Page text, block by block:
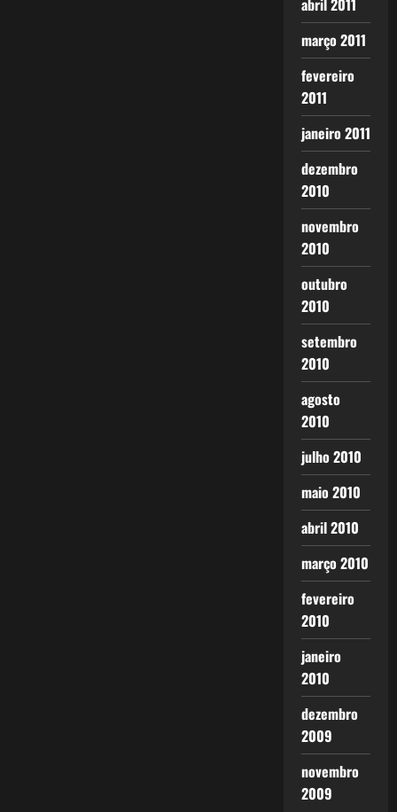
abril 2011
março 2011
fevereiro
2011
janeiro 2011
dezembro
2010
novembro
2010
outubro
2010
setembro
2010
agosto
2010
julho 2010
maio 2010
abril 2010
março 2010
fevereiro
2010
janeiro
2010
dezembro
2009
novembro
2009